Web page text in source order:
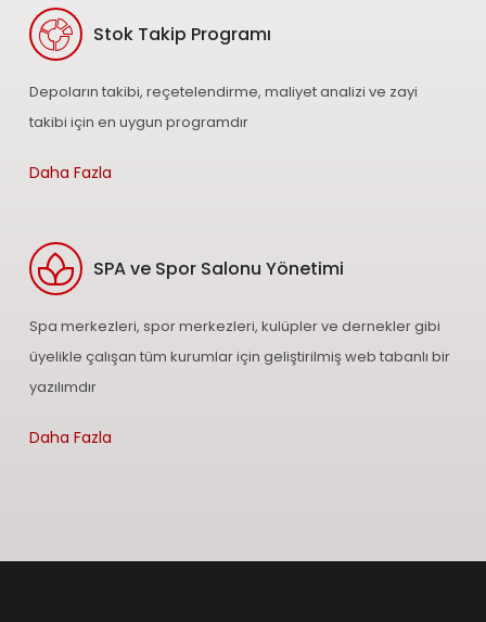
Stok Takip Programı
Depoların takibi, reçetelendirme, maliyet analizi ve zayi
takibi için en uygun programdır
Daha Fazla
SPA ve Spor Salonu Yönetimi
Spa merkezleri, spor merkezleri, kulüpler ve dernekler gibi
üyelikle çalışan tüm kurumlar için geliştirilmiş web tabanlı bir
yazılımdır
Daha Fazla